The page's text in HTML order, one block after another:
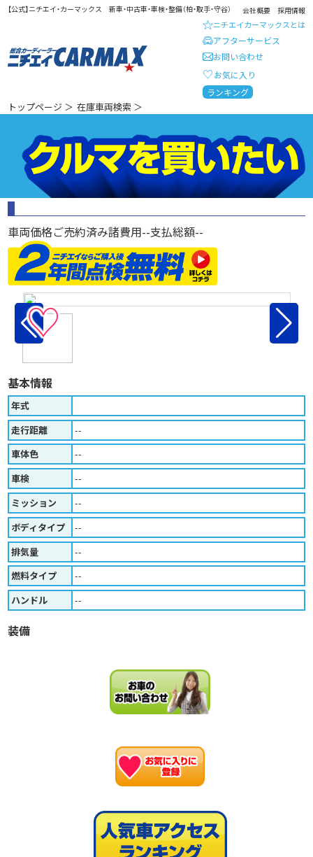
【公式】ニチエイ・カーマックス 新車・中古車・車検・整備（柏・取手・守谷） 会社概要 採用情報
総合カーディーラー ニチエイ・
ニチエイカーマックスとは
アフターサービス
お問い合わせ
お気に入り
ランキング
トップページ ＞ 在庫車両検索 ＞
車両価格ご売約済み諸費用--支払総額--
♡
基本情報
年式
走行距離
--
車体色
--
車検
--
ミッション
--
ボディタイプ
--
排気量
--
燃料タイプ
--
ハンドル
--
装備